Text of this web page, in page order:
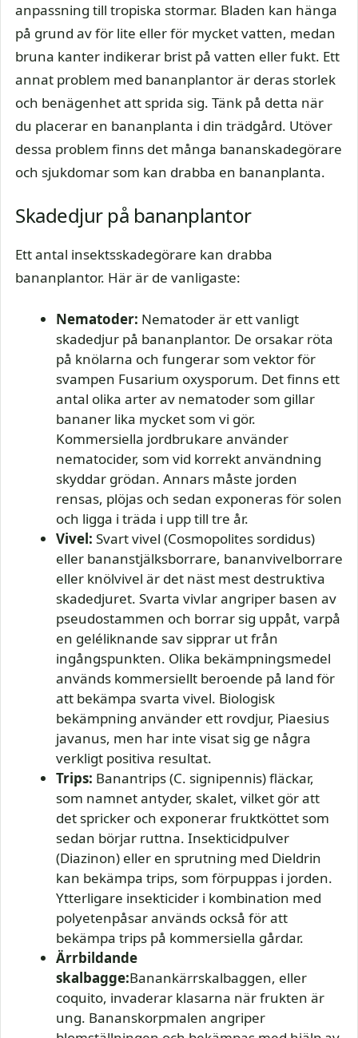
anpassning till tropiska stormar. Bladen kan hänga
på grund av för lite eller för mycket vatten, medan
bruna kanter indikerar brist på vatten eller fukt. Ett
annat problem med bananplantor är deras storlek
och benägenhet att sprida sig. Tänk på detta när
du placerar en bananplanta i din trädgård. Utöver
dessa problem finns det många bananskadegörare
och sjukdomar som kan drabba en bananplanta.
Skadedjur på bananplantor
Ett antal insektsskadegörare kan drabba
bananplantor. Här är de vanligaste:
Nematoder: Nematoder är ett vanligt
skadedjur på bananplantor. De orsakar röta
på knölarna och fungerar som vektor för
svampen Fusarium oxysporum. Det finns ett
antal olika arter av nematoder som gillar
bananer lika mycket som vi gör.
Kommersiella jordbrukare använder
nematocider, som vid korrekt användning
skyddar grödan. Annars måste jorden
rensas, plöjas och sedan exponeras för solen
och ligga i träda i upp till tre år.
Vivel: Svart vivel (Cosmopolites sordidus)
eller bananstjälksborrare, bananvivelborrare
eller knölvivel är det näst mest destruktiva
skadedjuret. Svarta vivlar angriper basen av
pseudostammen och borrar sig uppåt, varpå
en geléliknande sav sipprar ut från
ingångspunkten. Olika bekämpningsmedel
används kommersiellt beroende på land för
att bekämpa svarta vivel. Biologisk
bekämpning använder ett rovdjur, Piaesius
javanus, men har inte visat sig ge några
verkligt positiva resultat.
Trips: Banantrips (C. signipennis) fläckar,
som namnet antyder, skalet, vilket gör att
det spricker och exponerar fruktköttet som
sedan börjar ruttna. Insekticidpulver
(Diazinon) eller en sprutning med Dieldrin
kan bekämpa trips, som förpuppas i jorden.
Ytterligare insekticider i kombination med
polyetenpåsar används också för att
bekämpa trips på kommersiella gårdar.
Ärrbildande
skalbagge:Banankärrskalbaggen, eller
coquito, invaderar klasarna när frukten är
ung. Bananskorpmalen angriper